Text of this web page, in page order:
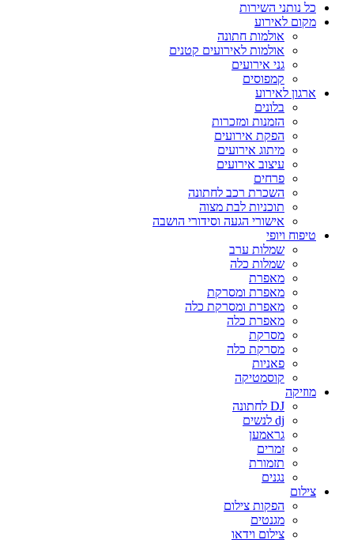
כל נותני השירות
מקום לאירוע
אולמות חתונה
אולמות לאירועים קטנים
גני אירועים
קמפוסים
ארגון לאירוע
בלונים
הזמנות ומזכרות
הפקת אירועים
מיתוג אירועים
עיצוב אירועים
פרחים
השכרת רכב לחתונה
תוכניות לבת מצוה
אישורי הגעה וסידורי הושבה
טיפוח ויופי
שמלות ערב
שמלות כלה
מאפרת
מאפרת ומסרקת
מאפרת ומסרקת כלה
מאפרת כלה
מסרקת
מסרקת כלה
פאניות
קוסמטיקה
מוזיקה
DJ לחתונה
dj לנשים
גראמען
זמרים
תזמורת
נגנים
צילום
הפקות צילום
מגנטים
צילום וידאו